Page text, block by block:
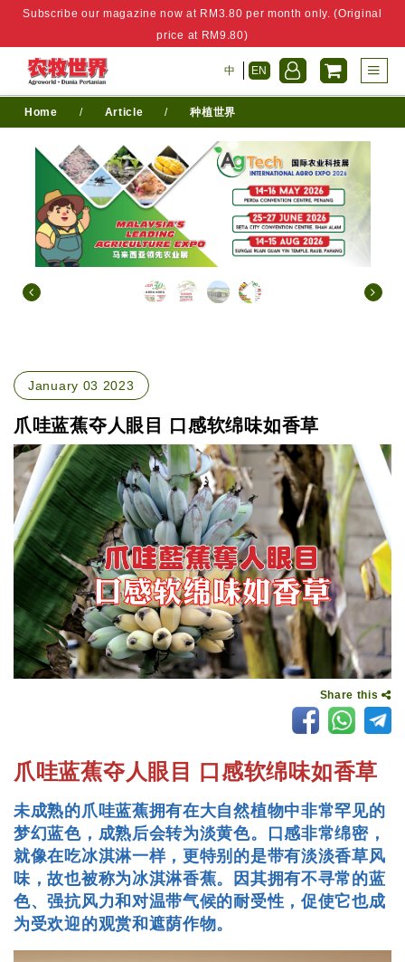
Subscribe our magazine now at RM3.80 per month only. (Original
price at RM9.80)
中 EN
Home / Article / 种植世界
January 03 2023
爪哇蓝蕉夺人眼目 口感软绵味如香草
Share this
爪哇蓝蕉夺人眼目 口感软绵味如香草
未成熟的爪哇蓝蕉拥有在大自然植物中非常罕见的
梦幻蓝色，成熟后会转为淡黄色。口感非常绵密，
就像在吃冰淇淋一样，更特别的是带有淡淡香草风
味，故也被称为冰淇淋香蕉。因其拥有不寻常的蓝
色、强抗风力和对温带气候的耐受性，促使它也成
为受欢迎的观赏和遮荫作物。